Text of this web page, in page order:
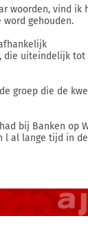
woorden, vind ik
gehouden.
die uiteindelijk tot
groep die de
bij Banken op
l al lange tijd in